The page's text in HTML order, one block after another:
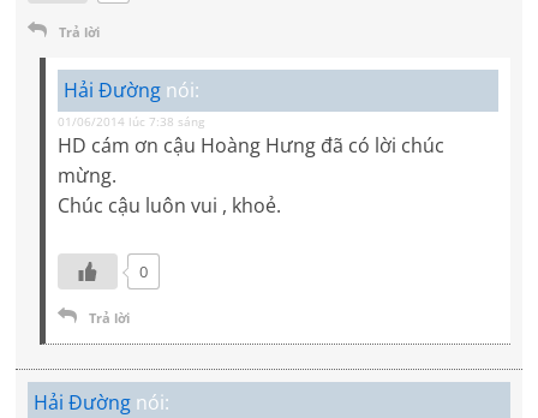
Trả lời
Hải Đường nói:
01/06/2014 lúc 7:38 sáng
HD cám ơn cậu Hoàng Hưng đã có lời chúc
mừng.
Chúc cậu luôn vui , khoẻ.
0
Trả lời
Hải Đường nói: